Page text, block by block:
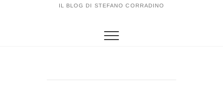
IL BLOG DI STEFANO CORRADINO